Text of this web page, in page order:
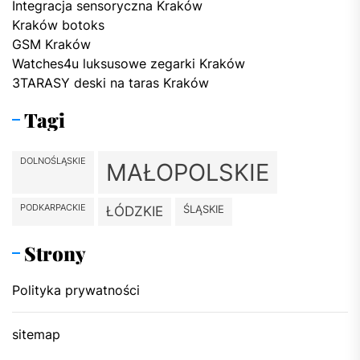
Integracja sensoryczna Kraków
Kraków botoks
GSM Kraków
Watches4u luksusowe zegarki Kraków
3TARASY deski na taras Kraków
Tagi
DOLNOŚLĄSKIE MAŁOPOLSKIE
PODKARPACKIE ŁÓDZKIE ŚLĄSKIE
Strony
Polityka prywatności
sitemap